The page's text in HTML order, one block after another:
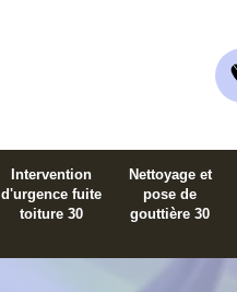
Intervention
d'urgence fuite
toiture 30
Nettoyage et
pose de
gouttière 30